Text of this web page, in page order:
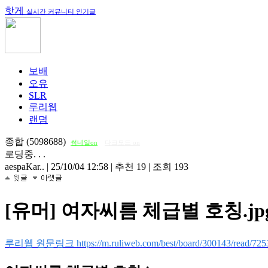
핫게 실시간 커뮤니티 인기글
보배
오유
SLR
루리웹
랜덤
종합 (5098688) 썸네일on
로딩중. . .
aespaKar.. | 25/10/04 12:58 | 추천 19 | 조회 193
[유머] 여자씨름 체급별 호칭
루리웹 원문링크 https://m.ruliweb.com/best/board/300143/read/